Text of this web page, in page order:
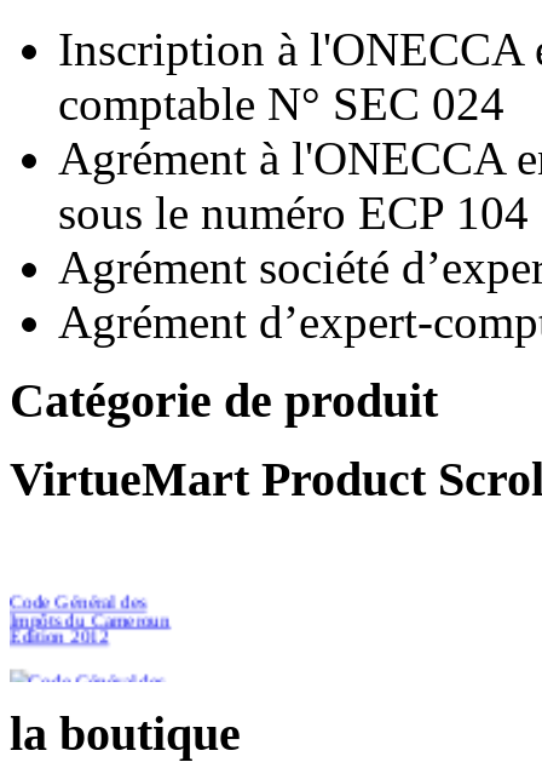
Inscription à l'ONECCA
comptable N° SEC 024
Agrément à l'ONECCA
sous le numéro ECP 104
Agrément société
Agrément d’expert-
Catégorie de produit
VirtueMart Product
Impôts du Cameroun
Edition 2012
la boutique